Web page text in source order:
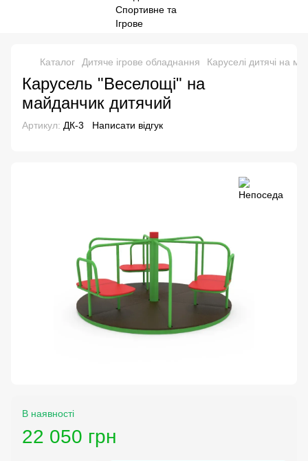
Каталог Дитяче ігрове обладнання Каруселі дитячі на
Карусель "Веселощі" на
майданчик дитячий
Артикул: ДК-3 Написати відгук
В наявності
22 050 грн